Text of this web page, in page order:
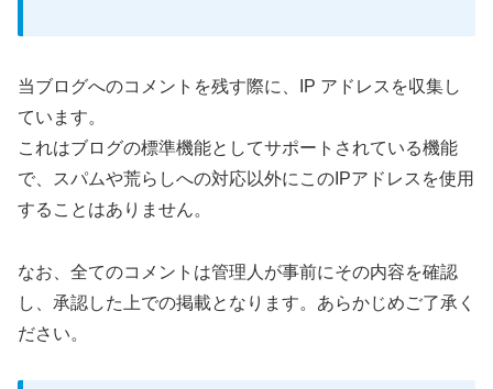
当ブログへのコメントを残す際に、IP アドレスを収集し
ています。
これはブログの標準機能としてサポートされている機能
で、スパムや荒らしへの対応以外にこのIPアドレスを使用
することはありません。
なお、全てのコメントは管理人が事前にその内容を確認
し、承認した上での掲載となります。あらかじめご了承く
ださい。